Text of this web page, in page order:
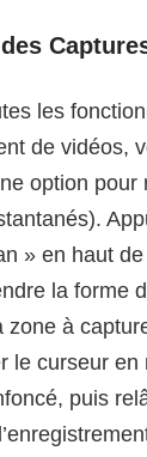
les
de vidéos,
option
» en haut
la forme
à
le curseur en
puis